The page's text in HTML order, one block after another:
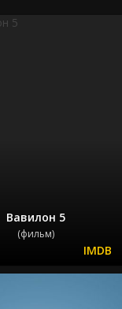
Вавилон 5
(фильм)